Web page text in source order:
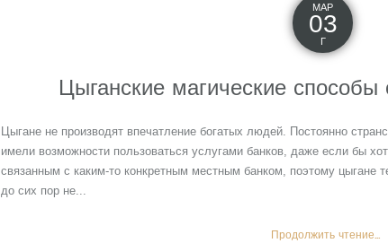
МАР
03
Г
Цыганские магические способы
Цыгане не производят впечатление богатых людей. Постоянно
имели возможности пользоваться услугами банков, даже если бы
связанным с каким-то конкретным местным банком, поэтому цыгане
до сих пор не...
Продолжить чтение...